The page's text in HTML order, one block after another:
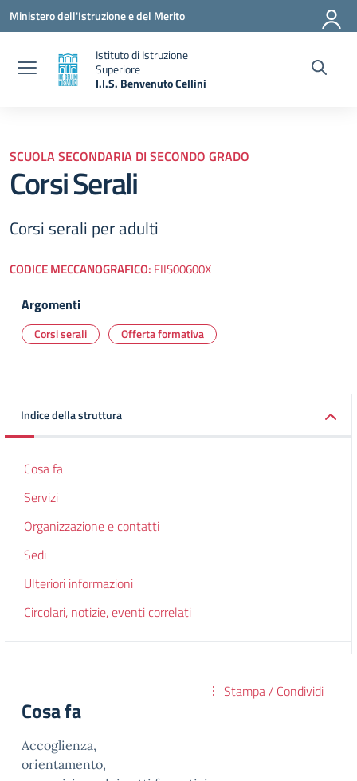
Vai ai contenuti
Vai al menu di navigazione
Vai al footer
Ministero dell'Istruzione e del Merito
Istituto di Istruzione
Superiore
I.I.S. Benvenuto Cellini
SCUOLA SECONDARIA DI SECONDO GRADO
Corsi Serali
Corsi serali per adulti
CODICE MECCANOGRAFICO: FIIS00600X
Argomenti
Corsi serali Offerta formativa
Indice della struttura
Cosa fa
Servizi
Organizzazione e contatti
Sedi
Ulteriori informazioni
Circolari, notizie, eventi correlati
Stampa / Condividi
Cosa fa
Accoglienza,
orientamento,